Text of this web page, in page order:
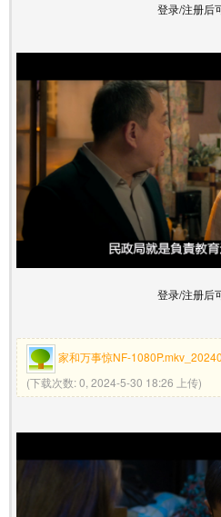
登录/注册后
登录/注册后
家和万事惊NF-
(下载次数: 0, 2024-5-30 18:26 上传)